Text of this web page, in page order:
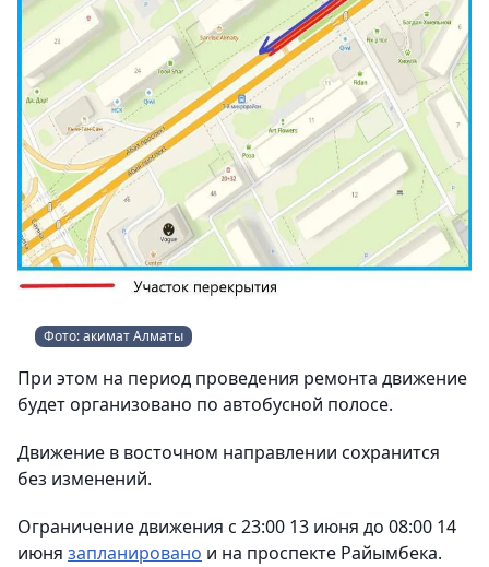
Фото: акимат Алматы
При этом на период проведения ремонта движение
будет организовано по автобусной полосе.
Движение в восточном направлении сохранится
без изменений.
Ограничение движения с 23:00 13 июня до 08:00 14
июня запланировано и на проспекте Райымбека.